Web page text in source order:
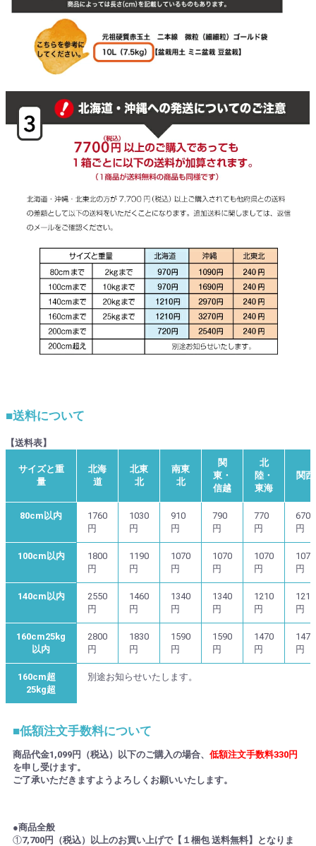
■送料について
【送料表】
サイズと重
量
北海
道
北東
北
南東
北
関
東・
信越
北
陸・
東海
関西
80cm以内
1760
円
1030
円
910
円
790
円
770
円
670
円
100cm以内
1800
円
1190
円
1070
円
1070
円
1070
円
1070
円
140cm以内
2550
円
1460
円
1340
円
1340
円
1210
円
1210
円
160cm25kg
以内
2800
円
1830
円
1590
円
1590
円
1470
円
1470
円
160cm超
25kg超
別途お知らせいたします。
■低額注文手数料について
商品代金1,099円（税込）以下のご購入の場合、 低額注文手数料330円
を申し受けます。
ご了承いただきますようよろしくお願いいたします。
●商品全般
①7,700円（税込）以上のお買い上げで【１梱包 送料無料】となりま